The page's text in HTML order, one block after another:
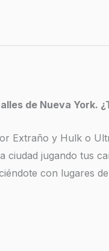
de Nueva York.
Extraño y Hulk o
jugando tus
con lugares